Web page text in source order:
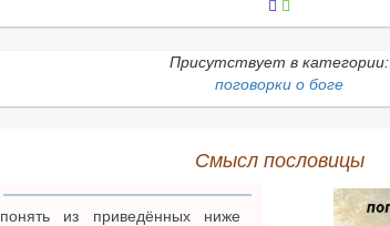
Присутствует в категории:
поговорки о боге
Смысл пословицы
из приведённых ниже